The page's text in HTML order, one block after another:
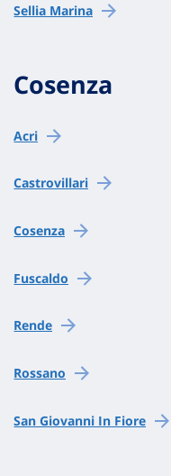
Sellia Marina
Cosenza
Acri
Castrovillari
Cosenza
Fuscaldo
Rende
Rossano
San Giovanni In Fiore